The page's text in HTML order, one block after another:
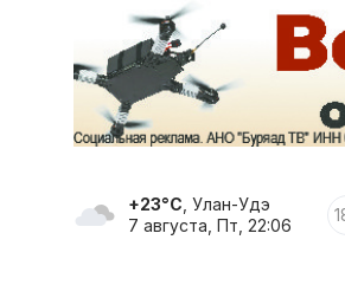
+23°C , Улан-Удэ
7 августа, Пт, 22:06